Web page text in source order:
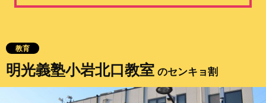
教育
明光義塾小岩北口教室 のセンキョ割